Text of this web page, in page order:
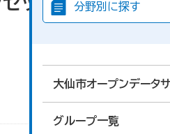
分野別に探す
大仙市オープンデータ
グループ一覧